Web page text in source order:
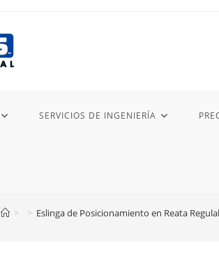
SERVICIOS DE INGENIERÍA
> > Eslinga de Posicionamiento en Reata